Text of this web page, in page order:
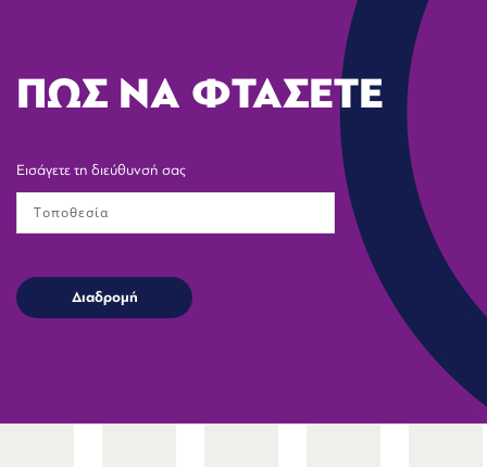
ΠΩΣ ΝΑ ΦΤΑΣΕΤΕ
Εισάγετε τη διεύθυνσή σας